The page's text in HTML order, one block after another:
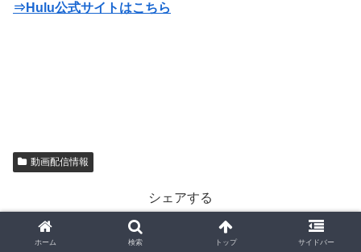
⇒Hulu公式サイトはこちら
動画配信情報
シェアする
はてブ
ホーム 検索 トップ サイドバー